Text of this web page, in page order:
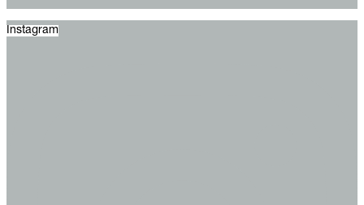
Instagram